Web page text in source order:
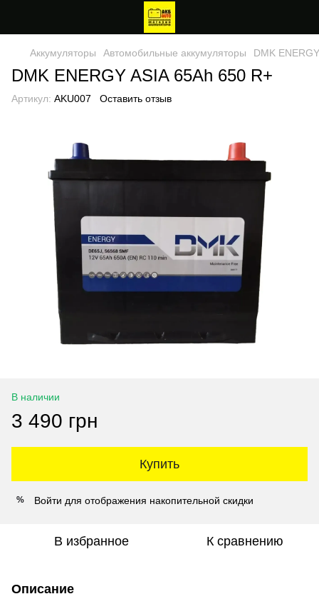
Аккумуляторы Автомобильные аккумуляторы DMK
DMK ENERGY ASIA 65Ah 650 R+
Артикул: AKU007 Оставить отзыв
В наличии
3 490 грн
Купить
% Войти для отображения накопительной скидки
В избранное К сравнению
Описание